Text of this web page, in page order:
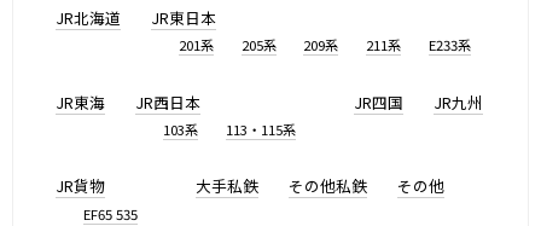
JR北海道 JR東日本
201系 205系 209系 211系 E233系
JR東海 JR西日本
103系 113・115系
JR四国 JR九州
JR貨物
EF65 535
大手私鉄 その他私鉄 その他